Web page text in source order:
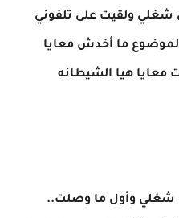
شغلي ولقيت على تلفوني
ما أخدش معايا
معايا هيا الشيطانه
شغلي وأول ما وصلت..